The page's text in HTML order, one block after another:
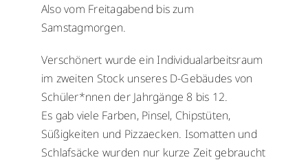
Also vom Freitagabend bis zum
Samstagmorgen.
Verschönert wurde ein Individualarbeitsraum
im zweiten Stock unseres D-Gebäudes von
Schüler*nnen der Jahrgänge 8 bis 12.
Es gab viele Farben, Pinsel, Chipstüten,
Süßigkeiten und Pizzaecken. Isomatten und
Schlafsäcke wurden nur kurze Zeit gebraucht